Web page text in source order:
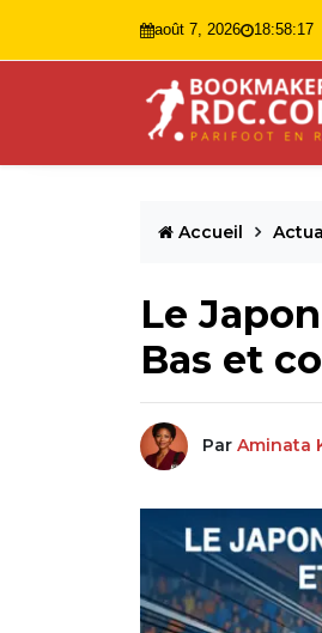
août 7, 2026 18:58:18
Accueil
Le
Bas et
Par Aminata